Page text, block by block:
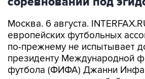
Москва. 6 августа.
европейских футбольных
по-прежнему не испытывает
президенту Международной
футбола (ФИФА) Джанни